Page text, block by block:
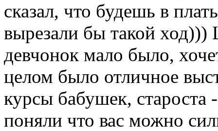
сказал, что будешь в
вырезали бы такой
девчонок мало было,
целом было отличное
курсы бабушек, староста
поняли что вас можно